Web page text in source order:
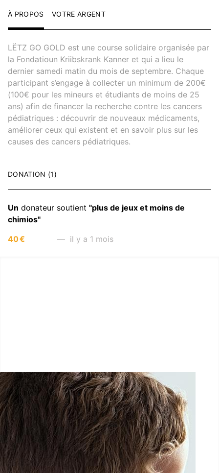
À PROPOS VOTRE ARGENT
LËTZ GO GOLD est une course solidaire organisée par
la Fondatioun Kriibskrank Kanner et qui a lieu le
dernier samedi matin du mois de septembre. Chaque
participant s’engage à collecter un minimum de 200€
(100€ pour les mineurs et étudiants de moins de 25
ans) afin de financer la recherche contre les cancers
pédiatriques : découvrir de nouveaux médicaments,
améliorer ceux qui existent et en savoir plus sur les
causes des cancers pédiatriques.
DONATION (1)
Un donateur soutient "plus de jeux et moins de
chimios"
40 €
— il y a 1 mois